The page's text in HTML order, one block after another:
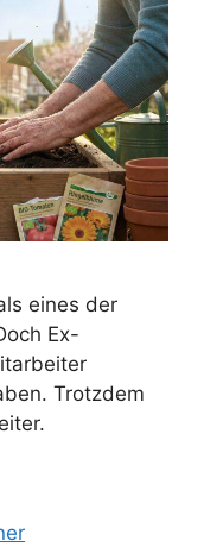
eines der
Ex-
Trotzdem